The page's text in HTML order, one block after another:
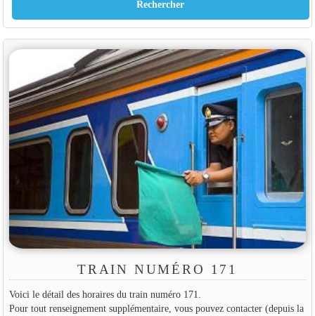
TRAIN NUMÉRO 171
Voici le détail des horaires du train numéro 171.
Pour tout renseignement supplémentaire, vous pouvez contacter (depuis la